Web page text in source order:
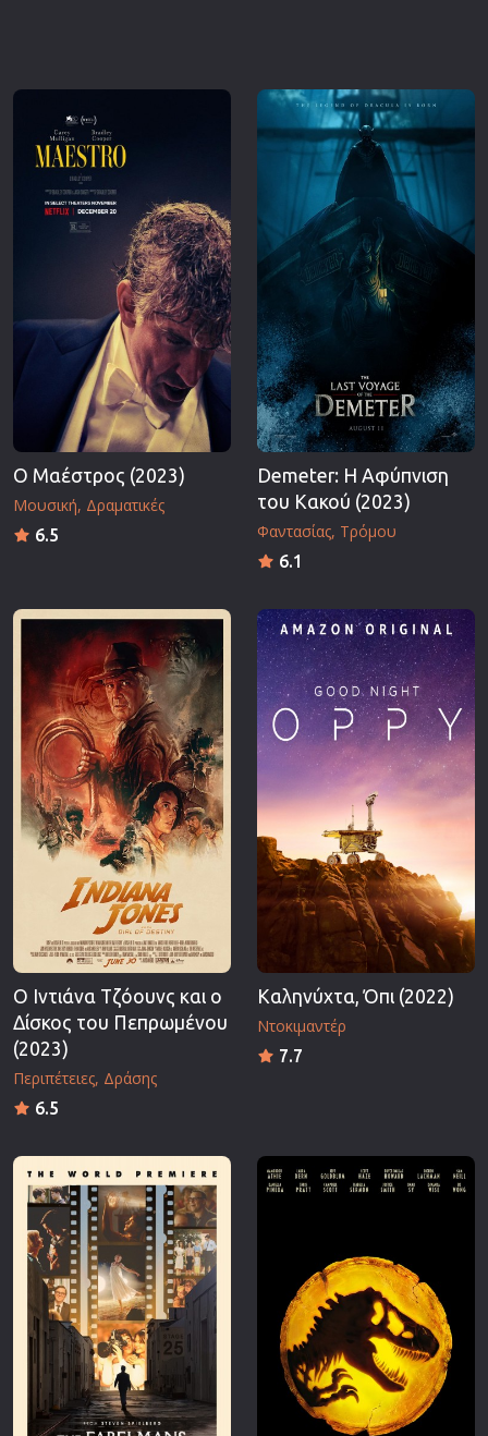
Ο Μαέστρος (2023)
Μουσική Δραματικές
6.5
Demeter: Η Αφύπνιση
του Κακού (2023)
Φαντασίας Τρόμου
6.1
Ο Ιντιάνα Τζόουνς και ο
Δίσκος του Πεπρωμένου
(2023)
Περιπέτειες Δράσης
6.5
Καληνύχτα, Όπι (2022)
Ντοκιμαντέρ
7.7